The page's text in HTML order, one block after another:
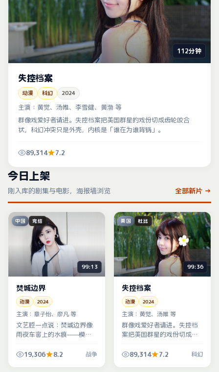
112分钟
失控档案
动漫 科幻 2024
主演： 黄觉、汤唯、李雪健、黄渤 等
群像戏爱好者请进。失控档案把美国群星的戏份切成齿轮咬合
状，科幻冲突只是外壳，内核是「谁在为谁背锅」。
89,314 7.2
今日上架
刚入库的剧集与电影，海报墙浏览 全部新片 →
中国 完结
99:13
焚城边界
动漫 2024
主演： 章子怡、廖凡 等
文艺腔一点说：焚城边界像
雨夜车窗上的水痕——模
向。战争元素服务情绪，而
19,306 8.2 战争
美国 杜比
99:36
失控档案
动漫 2024
主演： 黄觉、汤唯 等
群像戏爱好者请进。失控档
案把美国群星的戏份切成齿
壳，内核是「谁在为谁背
89,314 7.2 科幻